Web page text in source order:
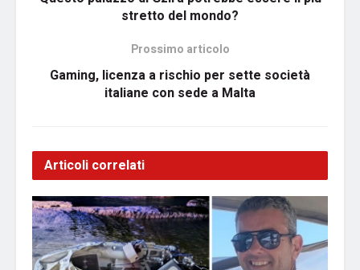
stretto del mondo?
Prossimo articolo
Gaming, licenza a rischio per sette società
italiane con sede a Malta
Articoli correlati